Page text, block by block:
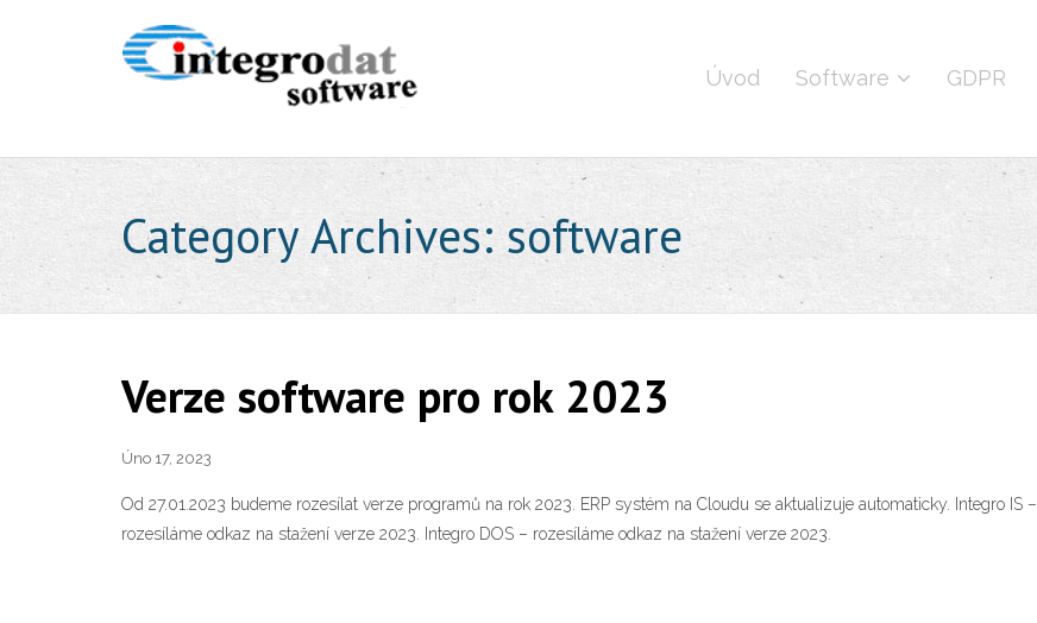
Úvod Software GDPR
Category Archives:software
Verze software pro rok 2023
Úno 17, 2023
Od 27.01.2023 budeme rozesílat verze programů na rok 2023. ERP systém na Cloudu se aktualizuje automaticky. Integro IS –
rozesíláme odkaz na stažení verze 2023. Integro DOS – rozesíláme odkaz na stažení verze 2023.